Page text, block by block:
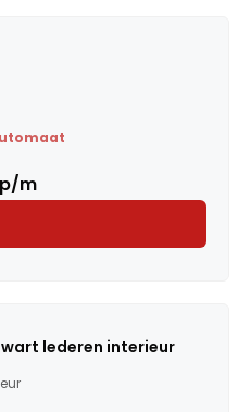
p/m
lederen interieur